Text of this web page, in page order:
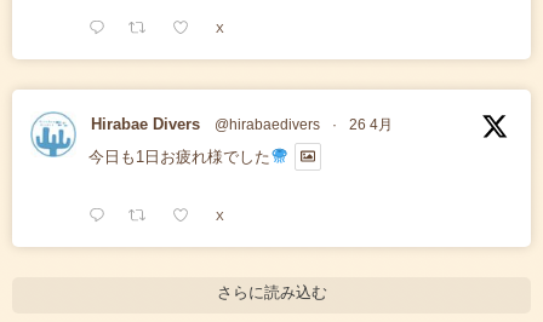
X
Hirabae Divers @hirabaedivers · 26 4月
今日も1日お疲れ様でした
X
さらに読み込む